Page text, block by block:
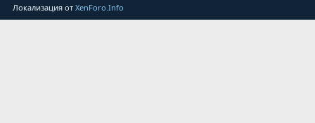
Локализация отXenForo.Info